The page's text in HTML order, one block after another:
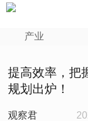
产业
提高效率，把
规划出炉！
观察君